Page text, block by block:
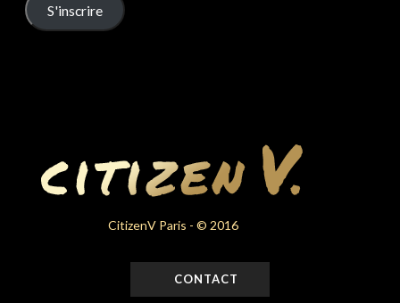
S'inscrire
CitizenV Paris - © 2016
CONTACT